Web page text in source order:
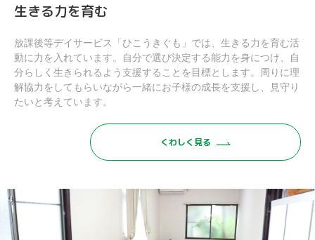
生きる力を育む
放課後等デイサービス「ひこうきぐも」では、生きる力を育む活
動に力を入れています。自分で選び決定する能力を身につけ、自
分らしく生きられるよう支援することを目標とします。周りに理
解協力をしてもらいながら一緒にお子様の成長を支援し、見守り
たいと考えています。
くわしく見る